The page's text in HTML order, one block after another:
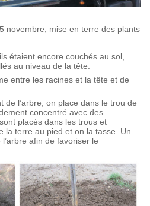
novembre, mise en terre des plants
étaient encore couchés au sol,
au niveau de la tête.
entre les racines et la tête et de
de l’arbre, on place dans le trou de
concentré avec des
placés dans les trous et
la terre au pied et on la tasse. Un
afin de favoriser le